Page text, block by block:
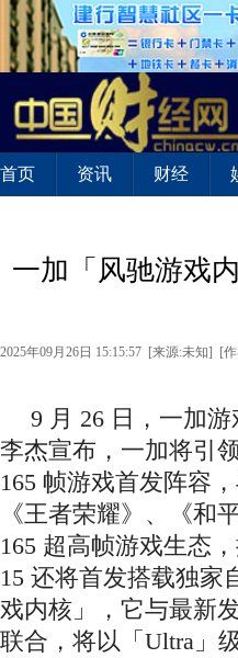
首页 资讯 财经
一加「风驰游戏
2025年09月26日 15:15:57 [来源:未知] [
9 月 26 日，一加
李杰宣布，一加将引
165 帧游戏首发阵容
《王者荣耀》、《和
165 超高帧游戏生态
15 还将首发搭载独
戏内核」，它与最新
联合，将以「Ultra」